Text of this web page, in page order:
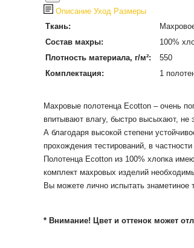
Описание Уход Размеры
Ткань:
Состав махры:
100%
Плотность материала, г/м²:
550
Комплектация:
1
Махровые полотенца Ecotton – очень
впитывают влагу, быстро высыхают, не
А благодаря высокой степени
прохождения тестирований, в
Полотенца Ecotton из 100% хлопка
комплект махровых изделий
Вы можете лично испытать знаметиное
* Внимание! Цвет и оттенок может